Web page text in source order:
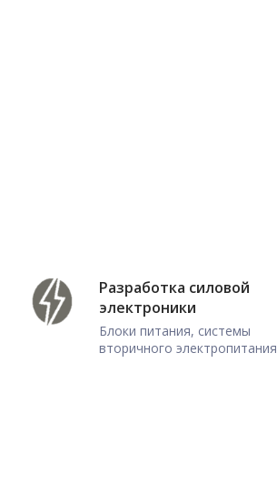
Разработка силовой
электроники
Блоки питания, системы
вторичного электропитания